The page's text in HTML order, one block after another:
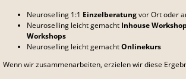
Neuroselling 1:1 Einzelberatungvor Ort oder
Neuroselling leicht gemacht Inhouse
Workshops
Neuroselling leicht gemachtOnlinekurs
Wenn wir zusammenarbeiten, erzielen wir diese